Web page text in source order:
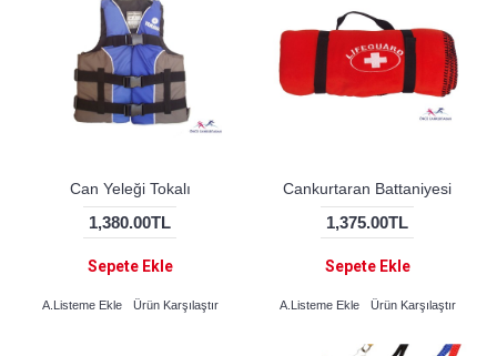
Can Yeleği Tokalı
1,380.00TL
Sepete Ekle
A.Listeme Ekle Ürün Karşılaştır
Cankurtaran Battaniyesi
1,375.00TL
Sepete Ekle
A.Listeme Ekle Ürün Karşılaştır